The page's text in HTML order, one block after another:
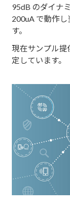
95dB のダイナ
200uA で動作
す。
現在サンプル提
定しています。